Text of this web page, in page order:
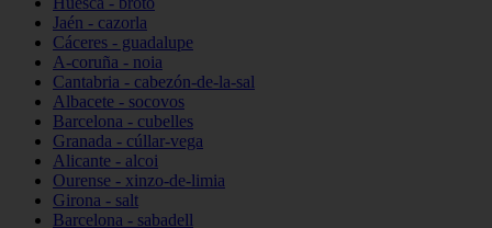
Jaén - cazorla
Cáceres - guadalupe
A-coruña - noia
Cantabria - cabezón-de-la-sal
Albacete - socovos
Barcelona - cubelles
Granada - cúllar-vega
Alicante - alcoi
Ourense - xinzo-de-limia
Girona - salt
Barcelona - sabadell